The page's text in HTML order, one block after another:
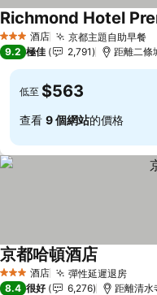
3 星級 酒店 京都主題自助早餐
Richmond Hotel
9.2 極佳 2,791 距離二條
低至 $563
查看 9 個網站的價格
3 星級 酒店 彈性延遲退房查看
京都哈頓酒店
8.4 很好 6,276 距離清水